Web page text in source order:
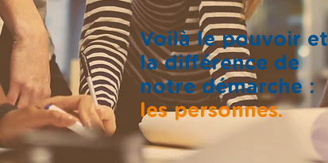
Voilà le pouvoir et
la différence de
notre démarche :
les personnes.